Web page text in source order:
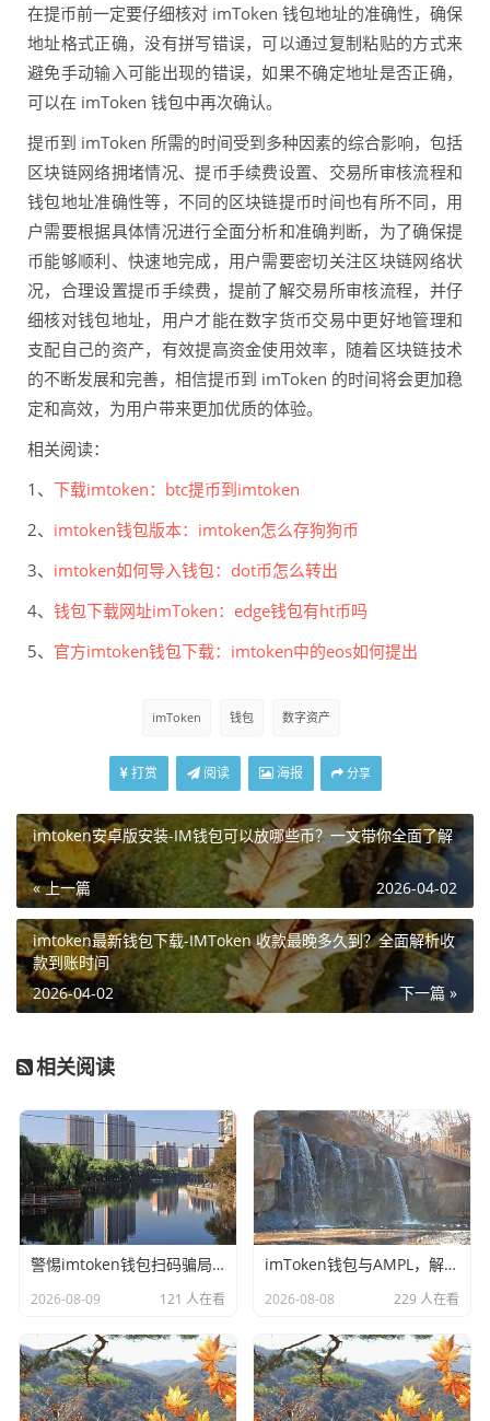
在提币前一定要仔细核对 imToken 钱包地址的准确性，确保
地址格式正确，没有拼写错误，可以通过复制粘贴的方式来
避免手动输入可能出现的错误，如果不确定地址是否正确，
可以在 imToken 钱包中再次确认。
提币到 imToken 所需的时间受到多种因素的综合影响，包括
区块链网络拥堵情况、提币手续费设置、交易所审核流程和
钱包地址准确性等，不同的区块链提币时间也有所不同，用
户需要根据具体情况进行全面分析和准确判断，为了确保提
币能够顺利、快速地完成，用户需要密切关注区块链网络状
况，合理设置提币手续费，提前了解交易所审核流程，并仔
细核对钱包地址，用户才能在数字货币交易中更好地管理和
支配自己的资产，有效提高资金使用效率，随着区块链技术
的不断发展和完善，相信提币到 imToken 的时间将会更加稳
定和高效，为用户带来更加优质的体验。
相关阅读：
1、 下载imtoken：btc提币到imtoken
2、 imtoken钱包版本：imtoken怎么存狗狗币
3、 imtoken如何导入钱包：dot币怎么转出
4、 钱包下载网址imToken：edge钱包有ht币吗
5、 官方imtoken钱包下载：imtoken中的eos如何提出
imToken 钱包 数字资产
打赏 阅读 海报 分享
imtoken安卓版安装-IM钱包可以放哪些币？一文带你全面了解
« 上一篇 2026-04-02
imtoken最新钱包下载-IMToken 收款最晚多久到？全面解析收
款到账时间
下一篇 »
2026-04-02
相关阅读
警惕imtoken钱包扫码骗局，别让一次扫码断送你的数字资产
2026-08-09 121 人在看
imToken钱包与AMPL，解锁弹性稳定币的全新资产管理路径
2026-08-08 229 人在看